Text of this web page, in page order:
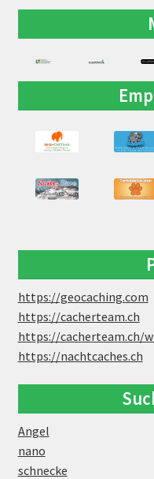
https://geocaching.com
https://cacherteam.ch
https://cacherteam.ch/
https://nachtcaches.ch
Angel
nano
schnecke